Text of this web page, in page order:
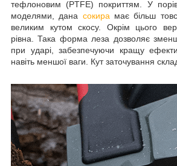
тефлоновим (PTFE) покриттям. У
моделями, дана сокира має більш
великим кутом скосу. Окрім цього
рівна. Така форма леза дозволяє
при ударі, забезпечуючи кращу
навіть меншої ваги. Кут заточування